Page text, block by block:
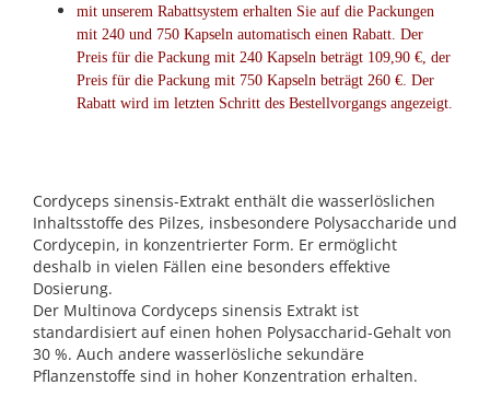
mit unserem Rabattsystem erhalten Sie auf die Packungen
mit 240 und 750 Kapseln automatisch einen Rabatt. Der
Preis für die Packung mit 240 Kapseln beträgt 109,90 €, der
Preis für die Packung mit 750 Kapseln beträgt 260 €. Der
Rabatt wird im letzten Schritt des Bestellvorgangs angezeigt.
Cordyceps sinensis-Extrakt enthält die wasserlöslichen
Inhaltsstoffe des Pilzes, insbesondere Polysaccharide und
Cordycepin, in konzentrierter Form. Er ermöglicht
deshalb in vielen Fällen eine besonders effektive
Dosierung.
Der Multinova Cordyceps sinensis Extrakt ist
standardisiert auf einen hohen Polysaccharid-Gehalt von
30 %. Auch andere wasserlösliche sekundäre
Pflanzenstoffe sind in hoher Konzentration erhalten.